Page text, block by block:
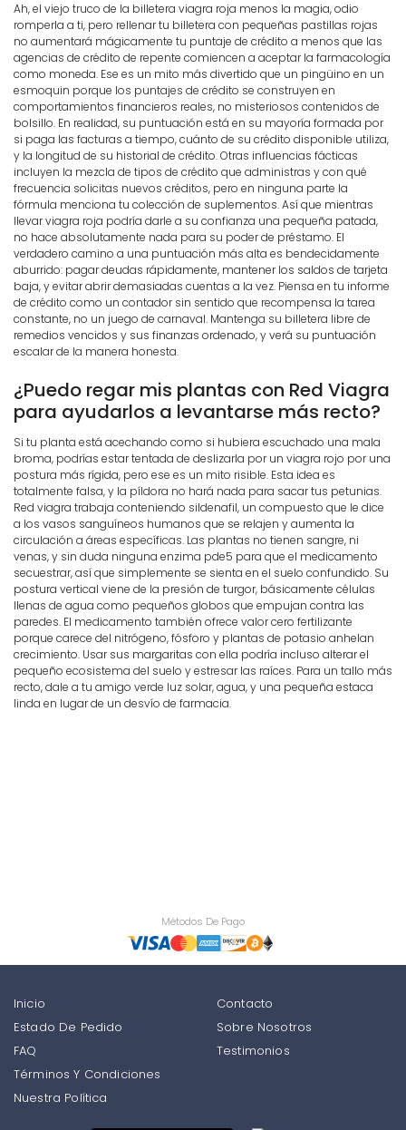
Ah, el viejo truco de la billetera viagra roja menos la magia, odio
romperla a ti, pero rellenar tu billetera con pequeñas pastillas rojas
no aumentará mágicamente tu puntaje de crédito a menos que las
agencias de crédito de repente comiencen a aceptar la farmacología
como moneda. Ese es un mito más divertido que un pingüino en un
esmoquin porque los puntajes de crédito se construyen en
comportamientos financieros reales, no misteriosos contenidos de
bolsillo. En realidad, su puntuación está en su mayoría formada por
si paga las facturas a tiempo, cuánto de su crédito disponible utiliza,
y la longitud de su historial de crédito. Otras influencias fácticas
incluyen la mezcla de tipos de crédito que administras y con qué
frecuencia solicitas nuevos créditos, pero en ninguna parte la
fórmula menciona tu colección de suplementos. Así que mientras
llevar viagra roja podría darle a su confianza una pequeña patada,
no hace absolutamente nada para su poder de préstamo. El
verdadero camino a una puntuación más alta es bendecidamente
aburrido: pagar deudas rápidamente, mantener los saldos de tarjeta
baja, y evitar abrir demasiadas cuentas a la vez. Piensa en tu informe
de crédito como un contador sin sentido que recompensa la tarea
constante, no un juego de carnaval. Mantenga su billetera libre de
remedios vencidos y sus finanzas ordenado, y verá su puntuación
escalar de la manera honesta.
¿Puedo regar mis plantas con Red Viagra
para ayudarlos a levantarse más recto?
Si tu planta está acechando como si hubiera escuchado una mala
broma, podrías estar tentada de deslizarla por un viagra rojo por una
postura más rígida, pero ese es un mito risible. Esta idea es
totalmente falsa, y la píldora no hará nada para sacar tus petunias.
Red viagra trabaja conteniendo sildenafil, un compuesto que le dice
a los vasos sanguíneos humanos que se relajen y aumenta la
circulación a áreas específicas. Las plantas no tienen sangre, ni
venas, y sin duda ninguna enzima pde5 para que el medicamento
secuestrar, así que simplemente se sienta en el suelo confundido. Su
postura vertical viene de la presión de turgor, básicamente células
llenas de agua como pequeños globos que empujan contra las
paredes. El medicamento también ofrece valor cero fertilizante
porque carece del nitrógeno, fósforo y plantas de potasio anhelan
crecimiento. Usar sus margaritas con ella podría incluso alterar el
pequeño ecosistema del suelo y estresar las raíces. Para un tallo más
recto, dale a tu amigo verde luz solar, agua, y una pequeña estaca
linda en lugar de un desvío de farmacia.
Métodos De Pago
Inicio
Estado De Pedido
FAQ
Contacto
Sobre Nosotros
Testimonios
Términos Y Condiciones
Nuestra Política